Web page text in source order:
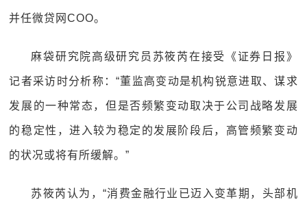
并任微贷网COO。
麻袋研究院高级研究员苏筱芮在接受《证券日报》
记者采访时分析称：“董监高变动是机构锐意进取、谋求
发展的一种常态，但是否频繁变动取决于公司战略发展
的稳定性，进入较为稳定的发展阶段后，高管频繁变动
的状况或将有所缓解。”
苏筱芮认为，“消费金融行业已迈入变革期，头部机